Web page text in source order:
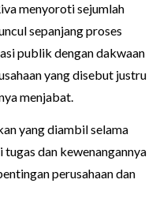
menyoroti sejumlah
sepanjang proses
publik dengan dakwaan
yang disebut justru
menjabat.
yang diambil selama
dan kewenangannya
perusahaan dan